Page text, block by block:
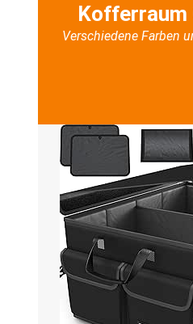
Kofferraum
Verschiedene Farben